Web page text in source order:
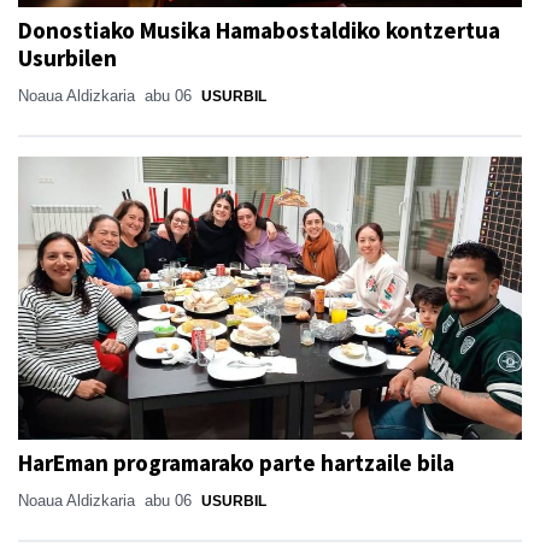
Donostiako Musika Hamabostaldiko kontzertua
Usurbilen
Noaua Aldizkaria abu 06 USURBIL
HarEman programarako parte hartzaile bila
Noaua Aldizkaria abu 06 USURBIL